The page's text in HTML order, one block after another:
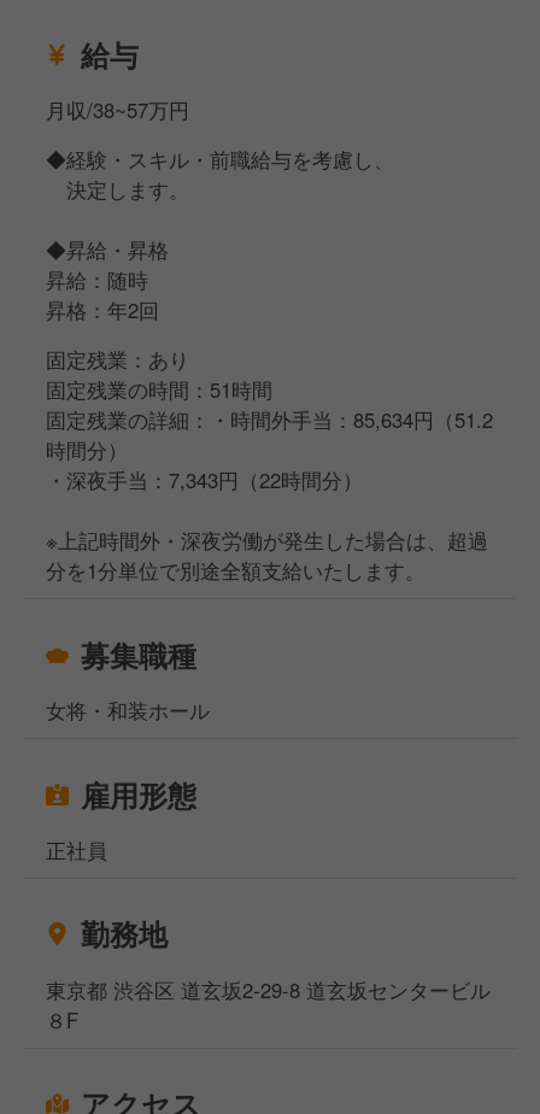
給与
月収/38~57万円
◆経験・スキル・前職給与を考慮し、
決定します。
◆昇給・昇格
昇給：随時
昇格：年2回
固定残業：あり
固定残業の時間：51時間
固定残業の詳細：・時間外手当：85,634円（51.2
時間分）
・深夜手当：7,343円（22時間分）
※上記時間外・深夜労働が発生した場合は、超過
分を1分単位で別途全額支給いたします。
募集職種
女将・和装ホール
雇用形態
正社員
勤務地
東京都 渋谷区 道玄坂2-29-8 道玄坂センタービル
８F
アクセス